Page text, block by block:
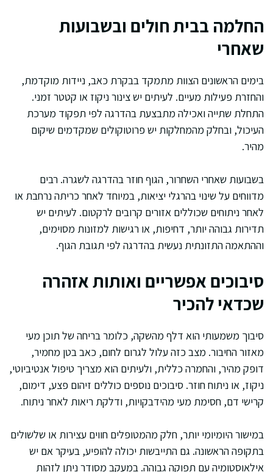
החלמה בבית חולים ובשבועות
שאחרי
בימים הראשונים הצוות מתמקד בבקרת כאב, ניידות מוקדמת,
והחזרת פעילות מעיים. לעיתים יש צינור ניקוז או קטטר זמני.
התחלת שתייה ואכילה מתבצעת בהדרגה לפי תפקוד מערכת
העיכול, ובחלק מהמחלקות יש פרוטוקולים שמקדמים שיקום
מהיר.
בשבועות שאחרי השחרור, הגוף חוזר בהדרגה לשגרה. רבים
מדווחים על שינוי בהרגלי יציאות, במיוחד לאחר כריתה נרחבת או
לאחר ניתוחים שכוללים אזורים קרובים לרקטום. לעיתים יש
תדירות גבוהה יותר, דחיפות, או רגישות למזונות מסוימים,
וההתאמה התזונתית נעשית בהדרגה לפי תגובת הגוף.
סיבוכים אפשריים ואותות אזהרה
שכדאי להכיר
סיבוך משמעותי הוא דלף מהשקה, כלומר בריחה של תוכן מעי
מאזור החיבור. מצב כזה עלול לגרום לחום, כאב בטן מחמיר,
דופק מהיר, והחמרה כללית, ולעיתים הוא מצריך טיפול אנטיביוטי,
ניקוז, או ניתוח חוזר. סיבוכים נוספים כוללים זיהום פצע, דימום,
קרישי דם, חסימת מעי מהידבקויות, ודלקת ריאות לאחר ניתוח.
במישור היומיומי יותר, חלק מהמטופלים חווים עצירות או שלשולים
בתקופה הראשונה. גם התייבשות יכולה להופיע, בעיקר אם יש
אילאוסטומיה עם תפוקה גבוהה. במעקב מסודר ניתן לזהות